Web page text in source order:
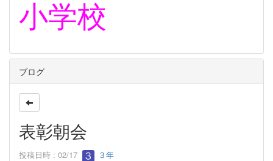
小学校
ブログ
表彰朝会
投稿日時 : 02/17 ３年